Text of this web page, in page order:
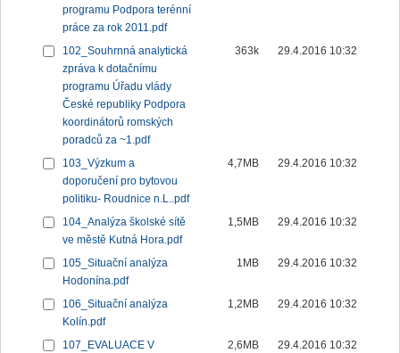
programu Podpora terénní
práce za rok 2011.pdf
102_Souhrnná analytická
zpráva k dotačnímu
programu Úřadu vlády
České republiky Podpora
koordinátorů romských
poradců za ~1.pdf
363k 29.4.2016 10:32
103_Výzkum a
doporučení pro bytovou
politiku- Roudnice n.L..pdf
4,7MB 29.4.2016 10:32
104_Analýza školské sítě
ve městě Kutná Hora.pdf
1,5MB 29.4.2016 10:32
105_Situační analýza
Hodonína.pdf
1MB 29.4.2016 10:32
106_Situační analýza
Kolín.pdf
1,2MB 29.4.2016 10:32
107_EVALUACE V
2,6MB 29.4.2016 10:32